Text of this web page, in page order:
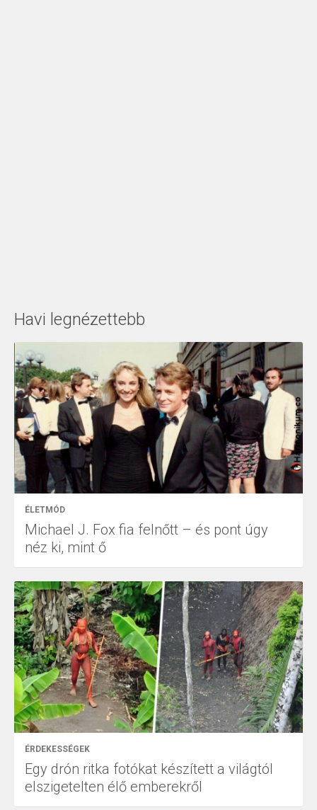
Havi legnézettebb
ÉLETMÓD
Michael J. Fox fia felnőtt – és pont úgy
néz ki, mint ő
ÉRDEKESSÉGEK
Egy drón ritka fotókat készített a világtól
elszigetelten élő emberekről